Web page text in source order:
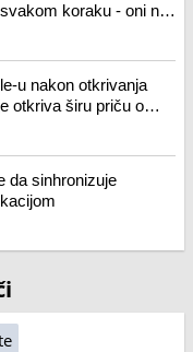
koraku - oni ne
u nakon otkrivanja
otkriva širu priču o
da sinhronizuje